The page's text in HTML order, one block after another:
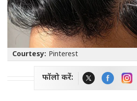
Courtesy: Pinterest
फॉलो करें: